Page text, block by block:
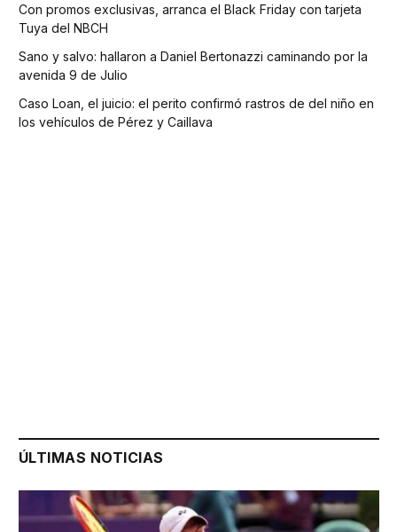
Con promos exclusivas, arranca el Black Friday con tarjeta
Tuya del NBCH
Sano y salvo: hallaron a Daniel Bertonazzi caminando por la
avenida 9 de Julio
Caso Loan, el juicio: el perito confirmó rastros de del niño en
los vehículos de Pérez y Caillava
ÚLTIMAS NOTICIAS